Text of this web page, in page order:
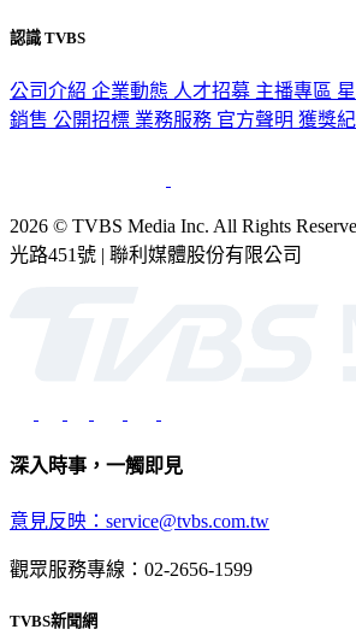
認識 TVBS
公司介紹 企業動態 人才招募 主播專區
銷售 公開招標 業務服務 官方聲明 獲獎
2026 © TVBS Media Inc. All Rights
光路451號 | 聯利媒體股份有限公司
深入時事，一觸即見
意見反映：service@tvbs.com.tw
觀眾服務專線：02-2656-1599
TVBS新聞網